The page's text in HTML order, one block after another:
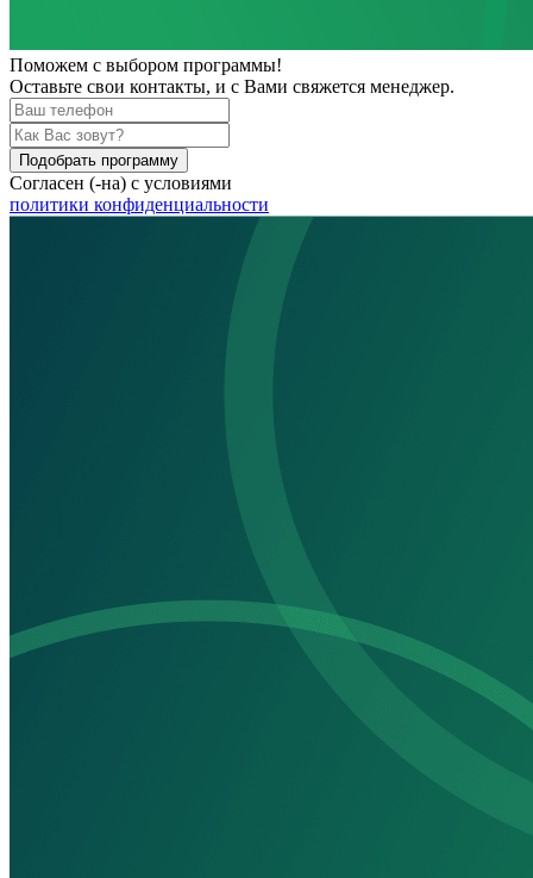
Поможем с выбором программы!
Оставьте свои контакты, и с Вами свяжется менеджер.
Подобрать программу
Согласен (-на) с условиями
политики конфиденциальности